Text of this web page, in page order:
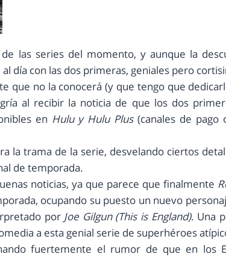
las series del momento, y aunque la
día con las dos primeras, geniales pero
que no la conocerá (y que tengo que
al recibir la noticia de que los dos
en Hulu y Hulu Plus(canales de pago
la trama de la serie, desvelando ciertos
de temporada.
noticias, ya que parece que finalmente
ocupando su puesto un nuevo
por Joe Gilgun (This is England). Una
a esta genial serie de superhéroes
fuertemente el rumor de que en los